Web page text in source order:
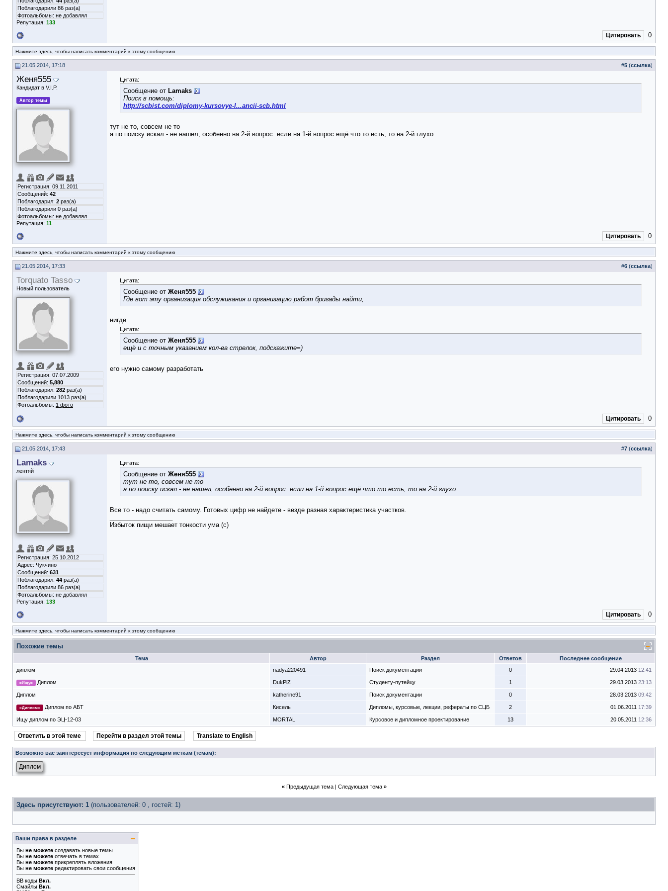
Поблагодарили 86 раз(а)
Фотоальбомы: не добавлял
Репутация: 133
Цитировать 0
Нажмите здесь, чтобы написать комментарий к этому сообщению
21.05.2014, 17:18 #5 (ссылка)
Женя555
Кандидат в V.I.P.
Автор темы
Регистрация: 09.11.2011
Сообщений: 42
Поблагодарил: 2 раз(а)
Поблагодарили 0 раз(а)
Фотоальбомы: не добавлял
Репутация: 11
Цитата:
Сообщение от Lamaks
Поиск в помощь:
http://scbist.com/diplomy-kursovye-l...ancii-scb.html
тут не то, совсем не то
а по поиску искал - не нашел, особенно на 2-й вопрос. если на 1-й вопрос ещё что то есть, то на 2-й глухо
Цитировать 0
Нажмите здесь, чтобы написать комментарий к этому сообщению
21.05.2014, 17:33 #6 (ссылка)
Torquato Tasso
Новый пользователь
Регистрация: 07.07.2009
Сообщений: 5,880
Поблагодарил: 282 раз(а)
Поблагодарили 1013 раз(а)
Фотоальбомы: 1 фото
Цитата:
Сообщение от Женя555
Где вот эту организация обслуживания и организацию работ бригады найти,
нигде
Цитата:
Сообщение от Женя555
ещё и с точным указанием кол-ва стрелок, подскажите=)
его нужно самому разработать
Цитировать 0
Нажмите здесь, чтобы написать комментарий к этому сообщению
21.05.2014, 17:43 #7 (ссылка)
Lamaks
лентяй
Регистрация: 25.10.2012
Адрес: Чукчино
Сообщений: 631
Поблагодарил: 44 раз(а)
Поблагодарили 86 раз(а)
Фотоальбомы: не добавлял
Репутация: 133
Цитата:
Сообщение от Женя555
тут не то, совсем не то
а по поиску искал - не нашел, особенно на 2-й вопрос. если на 1-й вопрос ещё что то есть, то на 2-й глухо
Все то - надо считать самому. Готовых цифр не найдете - везде разная характеристика участков.
Избыток пищи мешает тонкости ума (с)
Цитировать 0
Нажмите здесь, чтобы написать комментарий к этому сообщению
Похожие темы
Тема Автор Раздел Ответов
Последнее сообщение
диплом
nadya220491 Поиск документации 0 29.04.2013 12:41
=Ищу= Диплом DukPiZ Студенту-путeйцу 1 29.03.2013 23:13
Диплом katherine91 Поиск документации 0 28.03.2013 09:42
=Диплом= Диплом по АБТ Кисель Дипломы, курсовые, лекции, рефераты по СЦБ 2 01.06.2011 17:39
Ищу диплом по ЭЦ-12-03 MORTAL Курсовое и дипломное проектирование 13 20.05.2011 12:36
Ответить в этой теме Перейти в раздел этой темы Translate to English
Возможно вас заинтересует информация по следующим меткам (темам):
Диплом
« Предыдущая тема| Следующая тема »
Здесь присутствуют: 1 (пользователей: 0 , гостей: 1)
Ваши права в разделе
Вы не можете создавать новые темы
Вы не можете отвечать в темах
Вы не можете прикреплять вложения
Вы не можете редактировать свои сообщения
BB коды Вкл.
Смайлы Вкл.